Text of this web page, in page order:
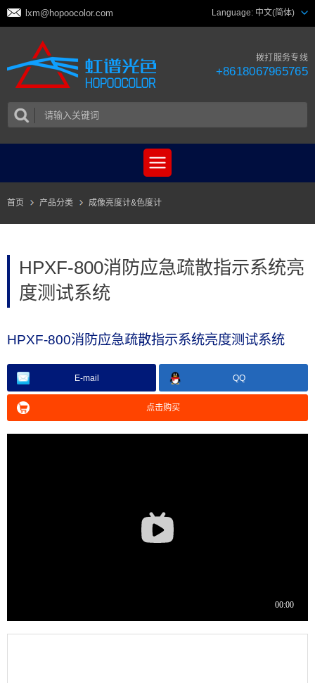
lxm@hopoocolor.com Language: 中文(简体)
拨打服务专线
+8618067965765
首页 产品分类 成像亮度计&色度计
HPXF-800消防应急疏散指示系统亮
度测试系统
HPXF-800消防应急疏散指示系统亮度测试系统
E-mail QQ
点击购买